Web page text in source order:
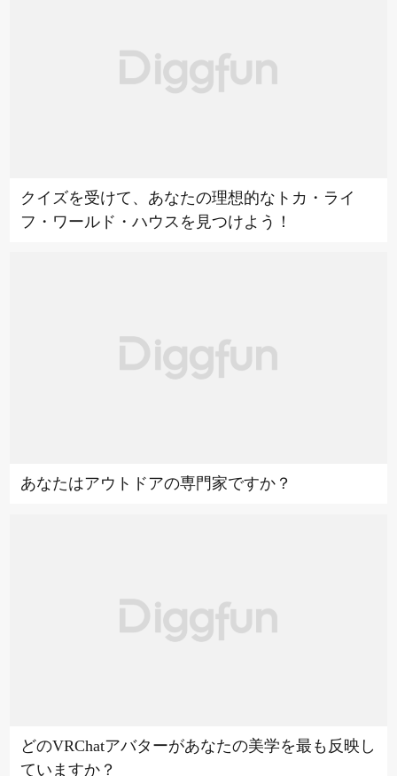
クイズを受けて、あなたの理想的なトカ・ライ
フ・ワールド・ハウスを見つけよう！
あなたはアウトドアの専門家ですか？
どのVRChatアバターがあなたの美学を最も反映し
ていますか？